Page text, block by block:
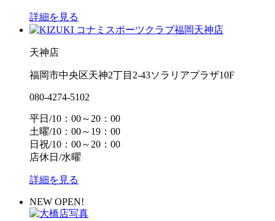
詳細を見る
天神店
福岡市中央区天神2丁目2-43ソラリアプラザ10F
080-4274-5102
平日/10：00～20：00
土曜/10：00～19：00
日祝/10：00～20：00
店休日/水曜
詳細を見る
NEW OPEN!